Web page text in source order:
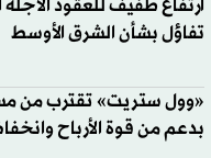
ارتفاع طفيف للعقود
تفاؤل بشأن الشرق الأوسط
«وول ستريت» تقترب من
بدعم من قوة الأرباح